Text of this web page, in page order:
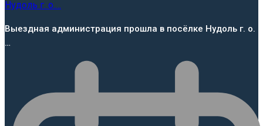
Выездная администрация прошла в посёлке Нудоль г. о.
…